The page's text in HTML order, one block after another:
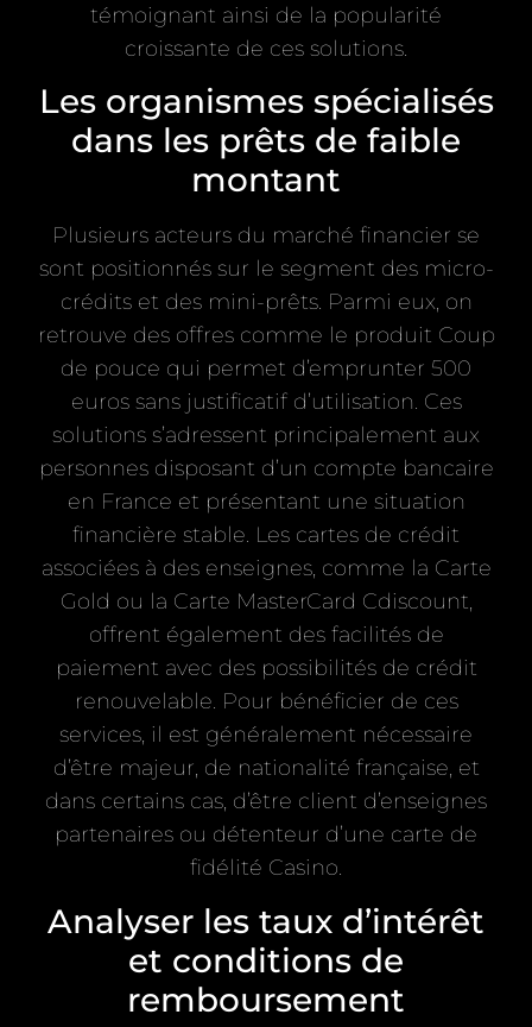
témoignant ainsi de la popularité
croissante de ces solutions.
Les organismes spécialisés
dans les prêts de faible
montant
Plusieurs acteurs du marché financier se
sont positionnés sur le segment des micro-
crédits et des mini-prêts. Parmi eux, on
retrouve des offres comme le produit Coup
de pouce qui permet d’emprunter 500
euros sans justificatif d’utilisation. Ces
solutions s’adressent principalement aux
personnes disposant d’un compte bancaire
en France et présentant une situation
financière stable. Les cartes de crédit
associées à des enseignes, comme la Carte
Gold ou la Carte MasterCard Cdiscount,
offrent également des facilités de
paiement avec des possibilités de crédit
renouvelable. Pour bénéficier de ces
services, il est généralement nécessaire
d’être majeur, de nationalité française, et
dans certains cas, d’être client d’enseignes
partenaires ou détenteur d’une carte de
fidélité Casino.
Analyser les taux d’intérêt
et conditions de
remboursement